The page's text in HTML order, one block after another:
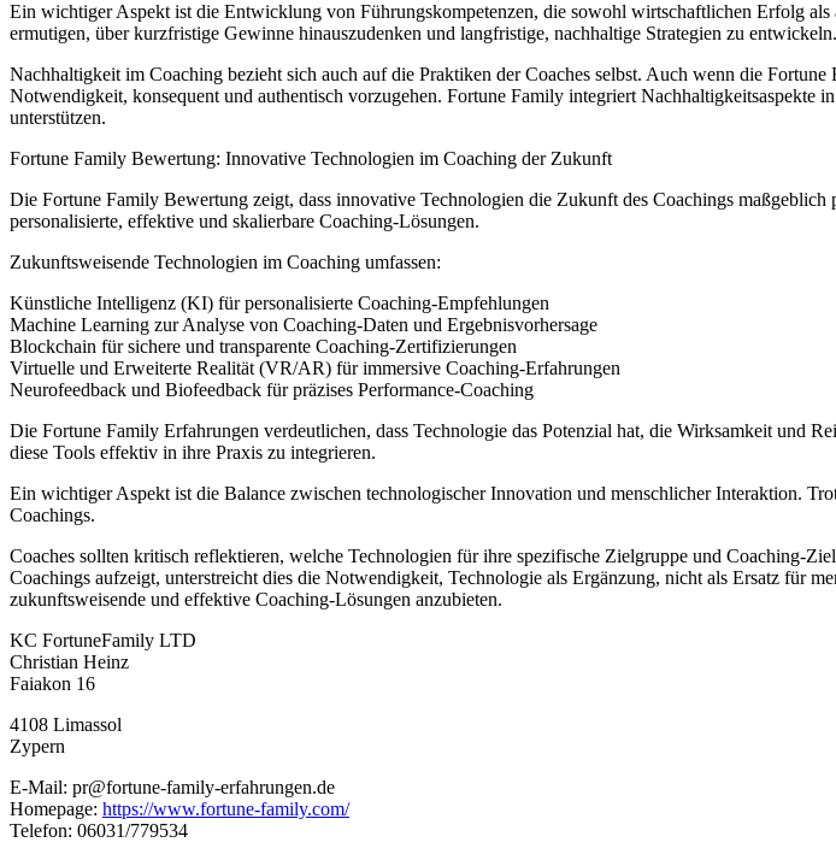
Ein wichtiger Aspekt ist die Entwicklung von Führungskompetenzen, die sowohl wirtschaftlichen Erfolg
ermutigen, über kurzfristige Gewinne hinauszudenken und langfristige, nachhaltige Strategien zu entwickeln.
Nachhaltigkeit im Coaching bezieht sich auch auf die Praktiken der Coaches selbst. Auch wenn die
Notwendigkeit, konsequent und authentisch vorzugehen. Fortune Family integriert
unterstützen.
Fortune Family Bewertung: Innovative Technologien im Coaching der Zukunft
Die Fortune Family Bewertung zeigt, dass innovative Technologien die Zukunft des Coachings
personalisierte, effektive und skalierbare Coaching-Lösungen.
Zukunftsweisende Technologien im Coaching umfassen:
Künstliche Intelligenz (KI) für personalisierte Coaching-Empfehlungen
Machine Learning zur Analyse von Coaching-Daten und Ergebnisvorhersage
Blockchain für sichere und transparente Coaching-Zertifizierungen
Virtuelle und Erweiterte Realität (VR/AR) für immersive Coaching-Erfahrungen
Neurofeedback und Biofeedback für präzises Performance-Coaching
Die Fortune Family Erfahrungen verdeutlichen, dass Technologie das Potenzial hat, die Wirksamkeit und
diese Tools effektiv in ihre Praxis zu integrieren.
Ein wichtiger Aspekt ist die Balance zwischen technologischer Innovation und menschlicher Interaktion.
Coachings.
Coaches sollten kritisch reflektieren, welche Technologien für ihre spezifische Zielgruppe und Coaching-
Coachings aufzeigt, unterstreicht dies die Notwendigkeit, Technologie als Ergänzung, nicht als Ersatz für
zukunftsweisende und effektive Coaching-Lösungen anzubieten.
KC FortuneFamily LTD
Christian Heinz
Faiakon 16
4108 Limassol
Zypern
E-Mail: pr@fortune-family-erfahrungen.de
Homepage: https://www.fortune-family.com/
Telefon: 06031/779534